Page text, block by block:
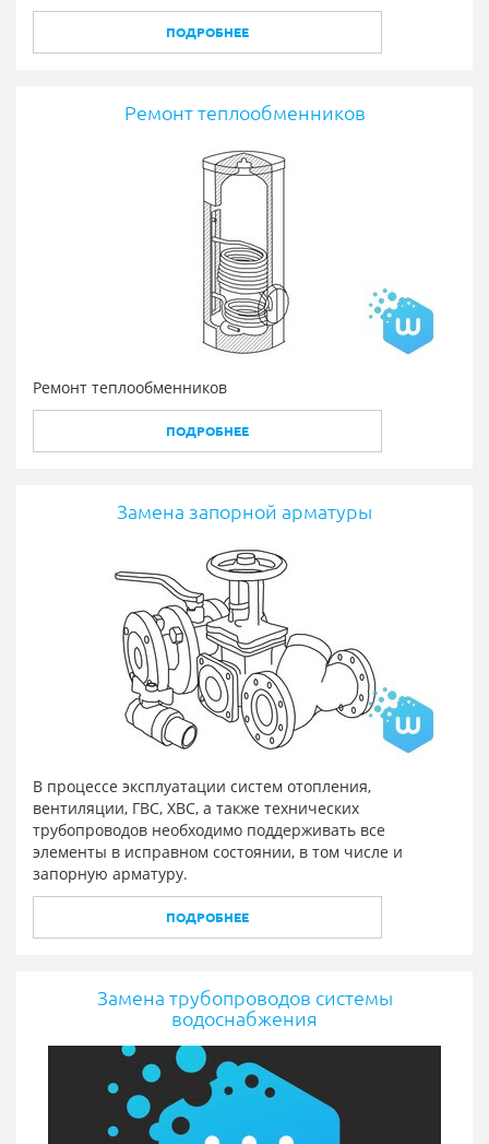
ПОДРОБНЕЕ
Ремонт теплообменников
Ремонт теплообменников
ПОДРОБНЕЕ
Замена запорной арматуры
В процессе эксплуатации систем отопления,
вентиляции, ГВС, ХВС, а также технических
трубопроводов необходимо поддерживать все
элементы в исправном состоянии, в том числе и
запорную арматуру.
ПОДРОБНЕЕ
Замена трубопроводов системы
водоснабжения